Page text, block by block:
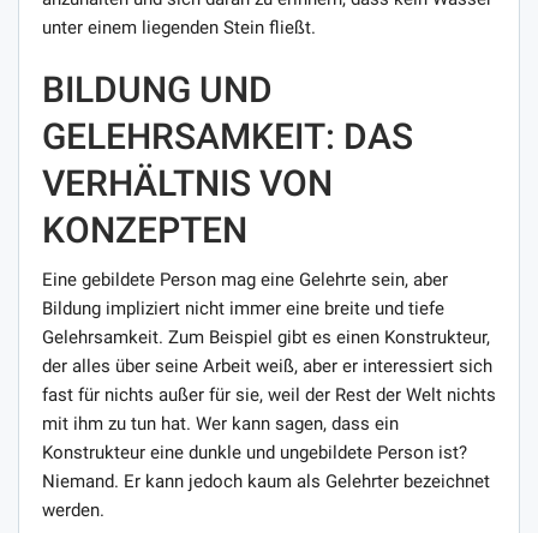
unter einem liegenden Stein fließt.
BILDUNG UND
GELEHRSAMKEIT: DAS
VERHÄLTNIS VON
KONZEPTEN
Eine gebildete Person mag eine Gelehrte sein, aber
Bildung impliziert nicht immer eine breite und tiefe
Gelehrsamkeit. Zum Beispiel gibt es einen Konstrukteur,
der alles über seine Arbeit weiß, aber er interessiert sich
fast für nichts außer für sie, weil der Rest der Welt nichts
mit ihm zu tun hat. Wer kann sagen, dass ein
Konstrukteur eine dunkle und ungebildete Person ist?
Niemand. Er kann jedoch kaum als Gelehrter bezeichnet
werden.